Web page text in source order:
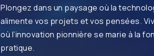
Plongez dans un paysage où la
alimente vos projets et vos pensées.
où l’innovation pionnière se marie à la
pratique.